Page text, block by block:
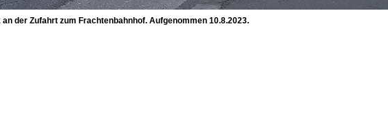
der Zufahrt zum Frachtenbahnhof. Aufgenommen 10.8.2023.